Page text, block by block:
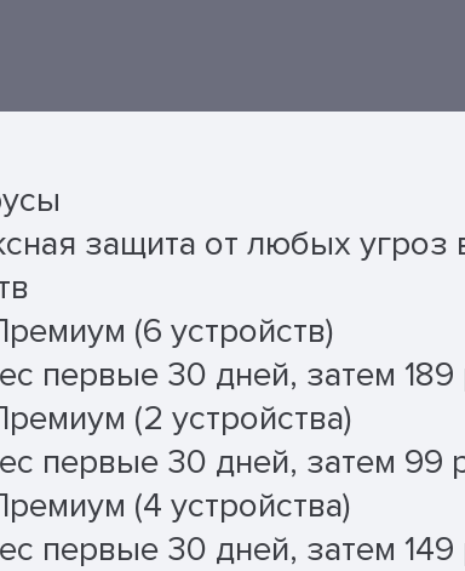
защита от любых угроз
(6 устройств)
первые 30 дней, затем 189
(2 устройства)
первые 30 дней, затем 99
(4 устройства)
первые 30 дней, затем 149